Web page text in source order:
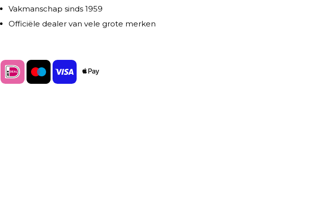
Vakmanschap sinds 1959
Officiële dealer van vele grote merken